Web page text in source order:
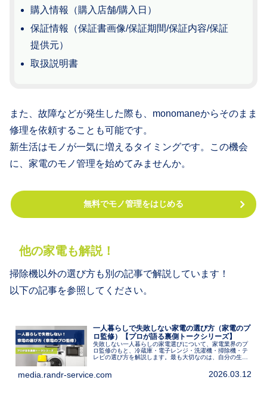
購入情報（購入店舗/購入日）
保証情報（保証書画像/保証期間/保証内容/保証
提供元）
取扱説明書
また、故障などが発生した際も、monomaneからそのまま
修理を依頼することも可能です。
新生活はモノが一気に増えるタイミングです。この機会
に、家電のモノ管理を始めてみませんか。
無料でモノ管理をはじめる
他の家電も解説！
掃除機以外の選び方も別の記事で解説しています！
以下の記事を参照してください。
一人暮らしで失敗しない家電の選び方（家電のプ
ロ監修）【プロが語る裏側トークシリーズ】
失敗しない一人暮らしの家電選びについて、家電業界のプ
ロ監修のもと、冷蔵庫・電子レンジ・洗濯機・掃除機・テ
レビの選び方を解説します。最も大切なのは、自分の生活
media.randr-service.com 2026.03.12